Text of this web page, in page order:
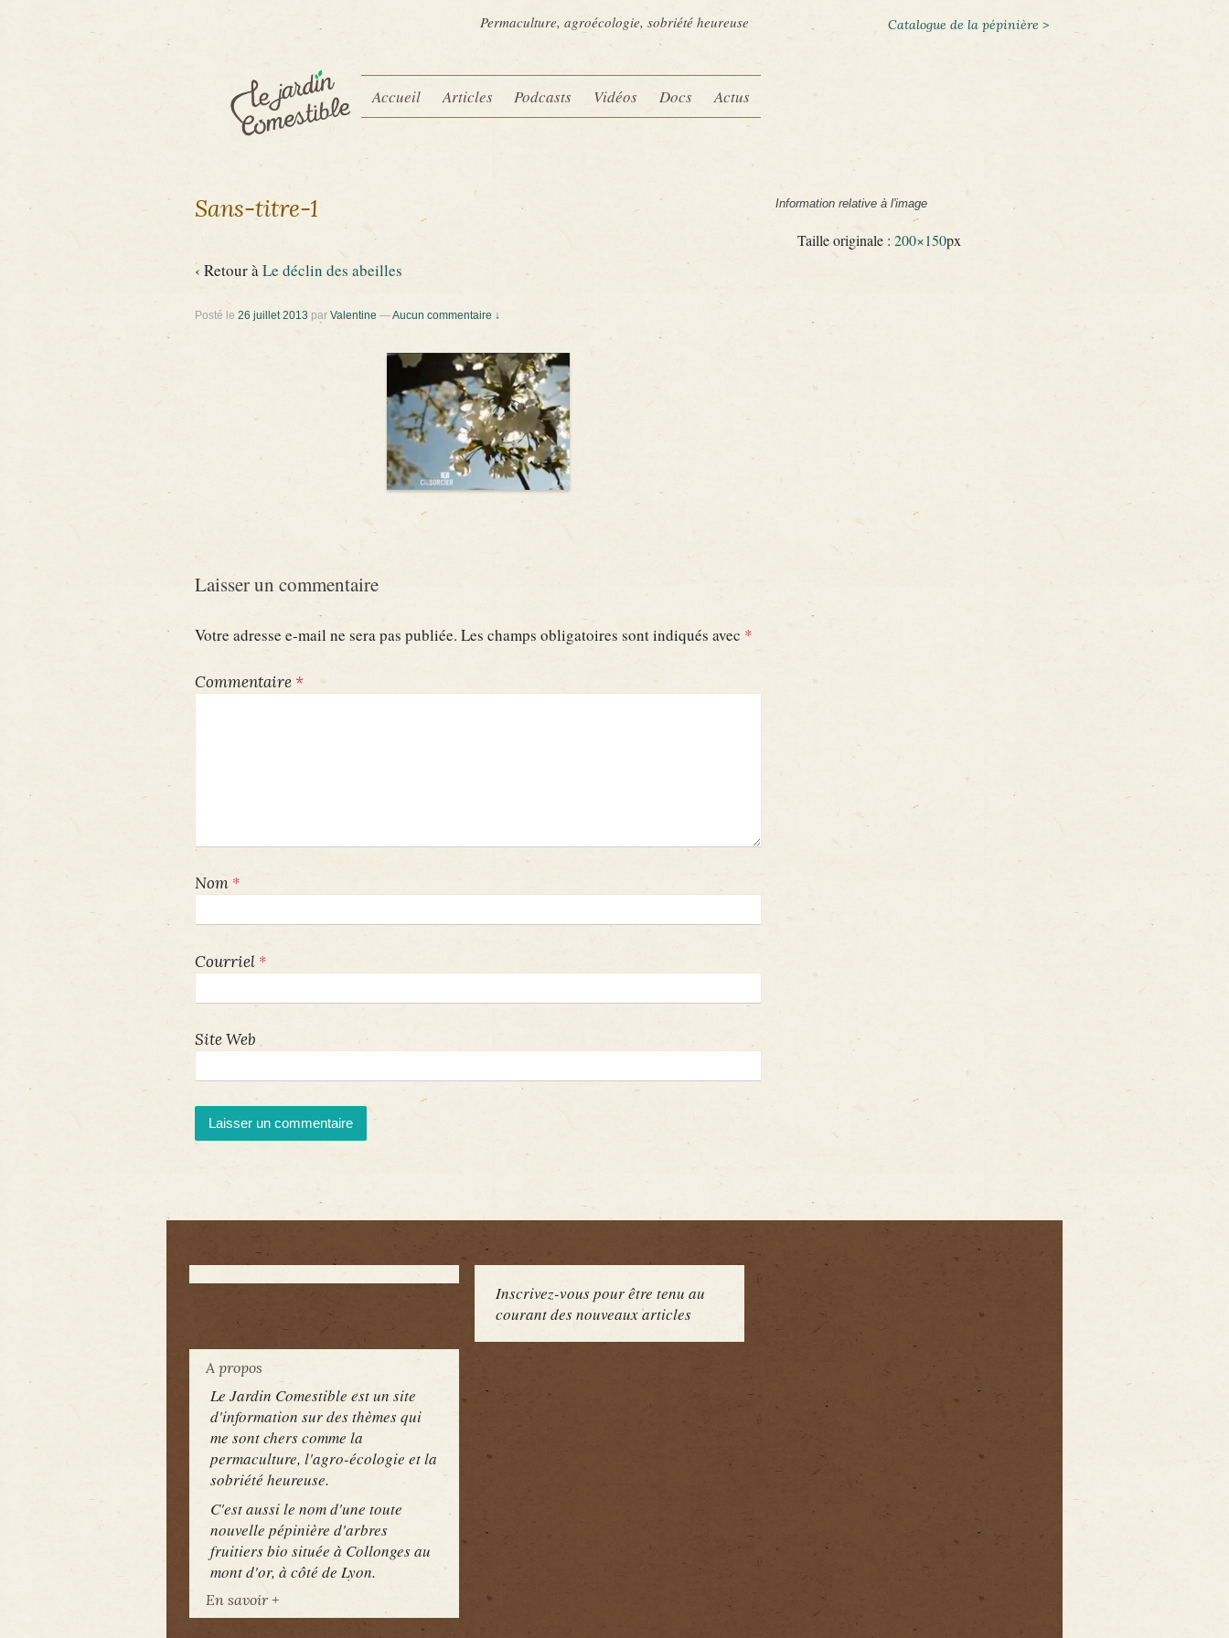
Permaculture, agroécologie, sobriété heureuse Catalogue de la pépinière >
Accueil Articles Podcasts Vidéos Docs Actus
Sans-titre-1
‹ Retour àLe déclin des abeilles
Posté le26 juillet 2013 parValentine —Aucun commentaire ↓
Laisser un commentaire
Votre adresse e-mail ne sera pas publiée. Les champs obligatoires sont indiqués avec *
Commentaire *
Nom *
Courriel *
Site Web
Information relative à l'image
Taille originale :200×150px
Inscrivez-vous pour être tenu au
courant des nouveaux articles
A propos
Le Jardin Comestible est un site
d'information sur des thèmes qui
me sont chers comme la
permaculture, l'agro-écologie et la
sobriété heureuse.
C'est aussi le nom d'une toute
nouvelle pépinière d'arbres
fruitiers bio située à Collonges au
mont d'or, à côté de Lyon.
En savoir +